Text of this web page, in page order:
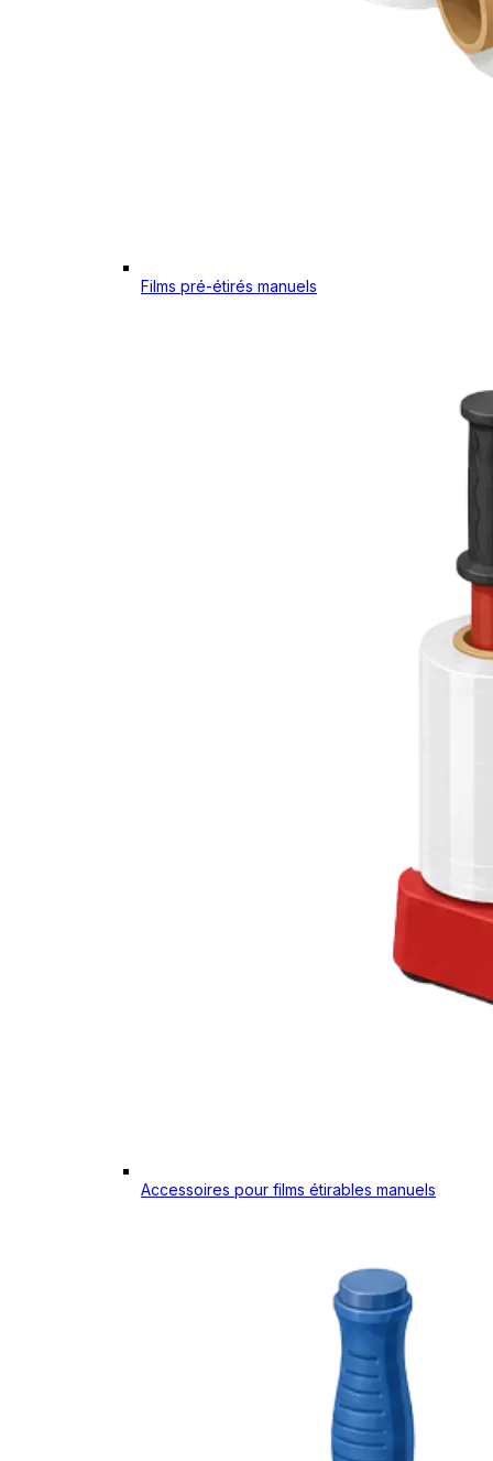
Films pré-étirés manuels
Accessoires pour films étirables manuels